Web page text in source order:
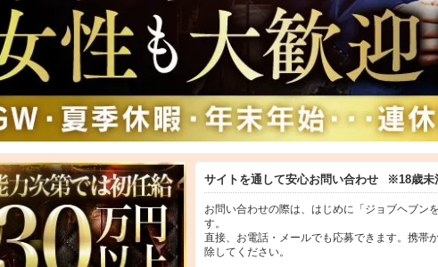
例≫
客・受付業務
からのお問合せや来店されたお客様のご案内を行ってもらいます
ネットなどのポータルサイト等の店舗情報更新作業を行ってもらいます。
備品管理
やキャストの方に快適にお過ごしいただくため、店内の清掃や備品の管理・補充を
サイトを通して安心お問い合わせ ※18歳未
お問い合わせの際は、はじめに「ジョブヘブン
す。
直接、お電話・メールでも応募できます。携帯
除してください。